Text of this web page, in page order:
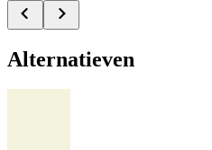
Alternatieven